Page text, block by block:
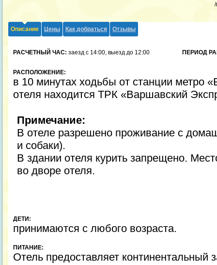
Описание Цены Как добраться Отзывы
РАСЧЕТНЫЙ ЧАС: заезд с 14:00, выезд до 12:00 ПЕРИОД
РАСПОЛОЖЕНИЕ:
в 10 минутах ходьбы от станции метро
отеля находится ТРК «Варшавский
Примечание:
В отеле разрешено проживание с
и собаки).
В здании отеля курить запрещено.
во дворе отеля.
ДЕТИ:
принимаются с любого возраста.
ПИТАНИЕ:
Отель предоставляет континентальный